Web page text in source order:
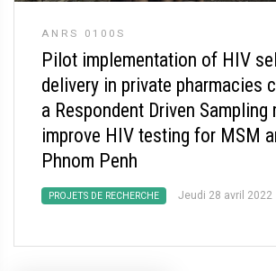
ANRS 0100S
Pilot implementation of HIV
delivery in private pharmacies
a Respondent Driven Sampling
improve HIV testing for MSM
Phnom Penh
PROJETS DE RECHERCHE Jeudi 28 avril 2022